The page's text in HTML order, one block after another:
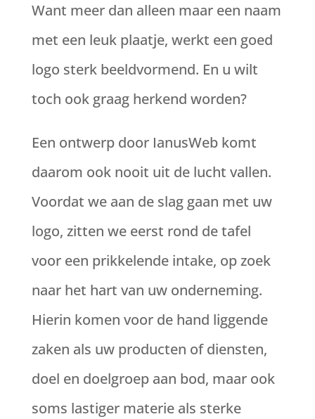
Want meer dan alleen maar een naam
met een leuk plaatje, werkt een goed
logo sterk beeldvormend. En u wilt
toch ook graag herkend worden?
Een ontwerp door IanusWeb komt
daarom ook nooit uit de lucht vallen.
Voordat we aan de slag gaan met uw
logo, zitten we eerst rond de tafel
voor een prikkelende intake, op zoek
naar het hart van uw onderneming.
Hierin komen voor de hand liggende
zaken als uw producten of diensten,
doel en doelgroep aan bod, maar ook
soms lastiger materie als sterke